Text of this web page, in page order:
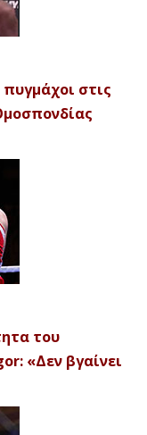
στις
του
«Δεν βγαίνει